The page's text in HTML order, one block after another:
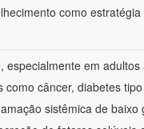
como
em
câncer, diabetes
sistêmica de baixo